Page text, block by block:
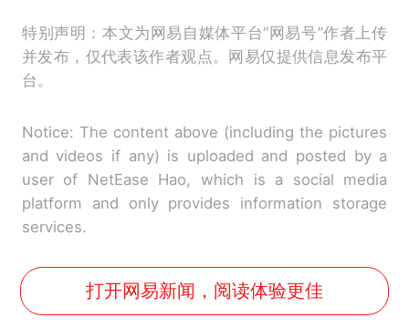
特别声明：本文为网易自媒体平台“网易号”作者上传
并发布，仅代表该作者观点。网易仅提供信息发布平
台。
Notice: The content above (including the pictures
and videos if any) is uploaded and posted by a
user of NetEase Hao, which is a social media
platform and only provides information storage
services.
打开网易新闻，阅读体验更佳